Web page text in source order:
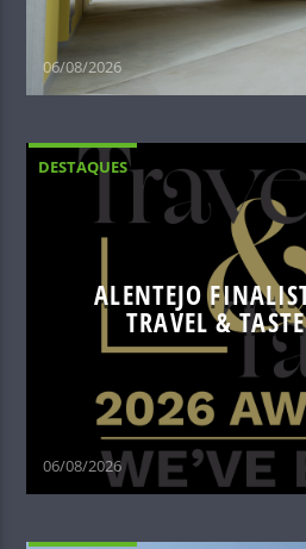
06/08/2026
DESTAQUES
ALENTEJO
TRAVEL &
06/08/2026